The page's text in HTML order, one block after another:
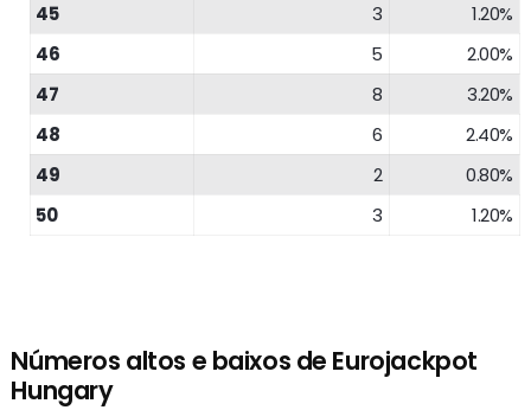
45
3
1.20%
46
5
2.00%
47
8
3.20%
48
6
2.40%
49
2
0.80%
50
3 1.20%
Números altos e baixos de Eurojackpot
Hungary